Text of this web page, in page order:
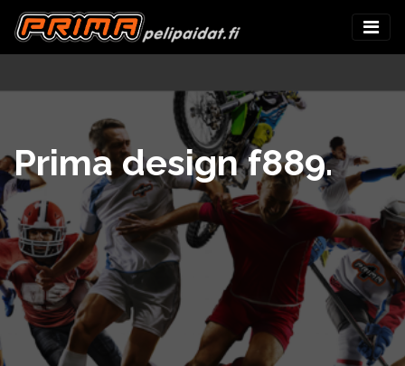
Prima design f889.